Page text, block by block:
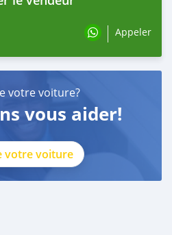
Appeler
votre voiture?
vous aider!
votre voiture